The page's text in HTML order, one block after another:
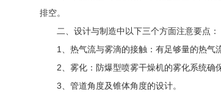
排空。
二、设计与制造中以下三个方面注意要点：
1、热气流与雾滴的接触：有足够量的热气流
2、雾化：防爆型喷雾干燥机的雾化系统确保
3、管道角度及锥体角度的设计。